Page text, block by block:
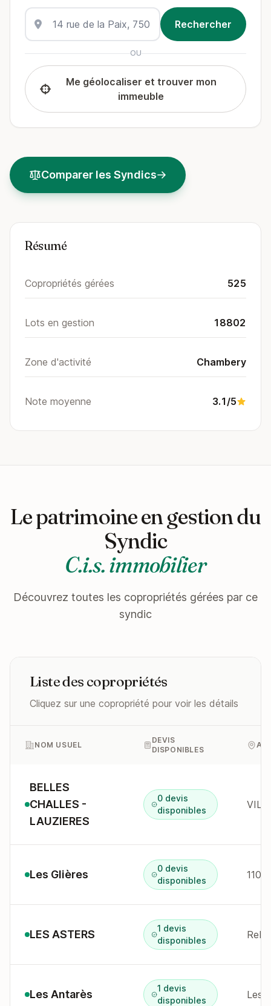
OU
Me géolocaliser et trouver mon
immeuble
Comparer les Syndics
Résumé
Copropriétés gérées 525
Lots en gestion 18802
Zone d'activité Chambery
Note moyenne 3.1/5
Le patrimoine en gestion du
Syndic
C.i.s. immobilier
Découvrez toutes les copropriétés gérées par ce
syndic
Liste des copropriétés
Cliquez sur une copropriété pour voir les détails
NOM USUEL
DEVIS
DISPONIBLES
BELLES
CHALLES -
LAUZIERES
0 devis
disponibles
Les Glières
0 devis
disponibles
110
LES ASTERS
1 devis
disponibles
Les Antarès
1 devis
disponibles
Les